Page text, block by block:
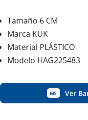
Tamaño 6 CM
Marca KUK
Material PLÁSTICO
Modelo HAG225483
MSI Ver